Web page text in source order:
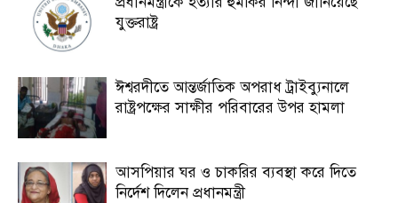
যুক্তরাষ্ট্র
ঈশ্বরদীতে আন্তর্জাতিক অপরাধ ট্রাইব্যুনালে
রাষ্ট্রপক্ষের সাক্ষীর পরিবারের উপর হামলা
আসপিয়ার ঘর ও চাকরির ব্যবস্থা করে দিতে
নির্দেশ দিলেন প্রধানমন্ত্রী